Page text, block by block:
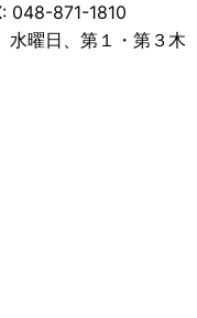
048-871-1810
曜日、第１・第３木